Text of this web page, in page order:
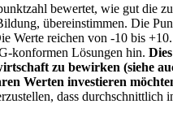
bewertet, wie gut die
übereinstimmen. Die
Werte reichen von -10 bis
konformen Lösungen hin.
zu bewirken (siehe
Werten investieren
dass